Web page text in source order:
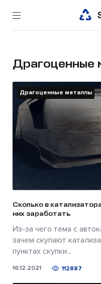
Драгоценные
Драгоценные металлы
Сколько в
них заработать
Из-за чего тема с
зачем скупают
пунктах скупки...
16.12.2021 112887